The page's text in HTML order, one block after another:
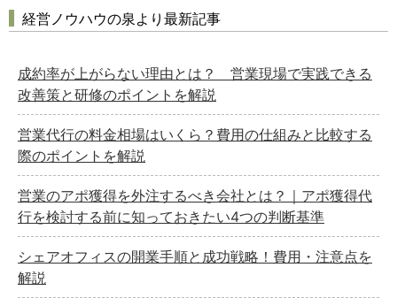
経営ノウハウの泉より最新記事
成約率が上がらない理由とは？ 営業現場で実践できる
改善策と研修のポイントを解説
営業代行の料金相場はいくら？費用の仕組みと比較する
際のポイントを解説
営業のアポ獲得を外注するべき会社とは？｜アポ獲得代
行を検討する前に知っておきたい4つの判断基準
シェアオフィスの開業手順と成功戦略！費用・注意点を
解説